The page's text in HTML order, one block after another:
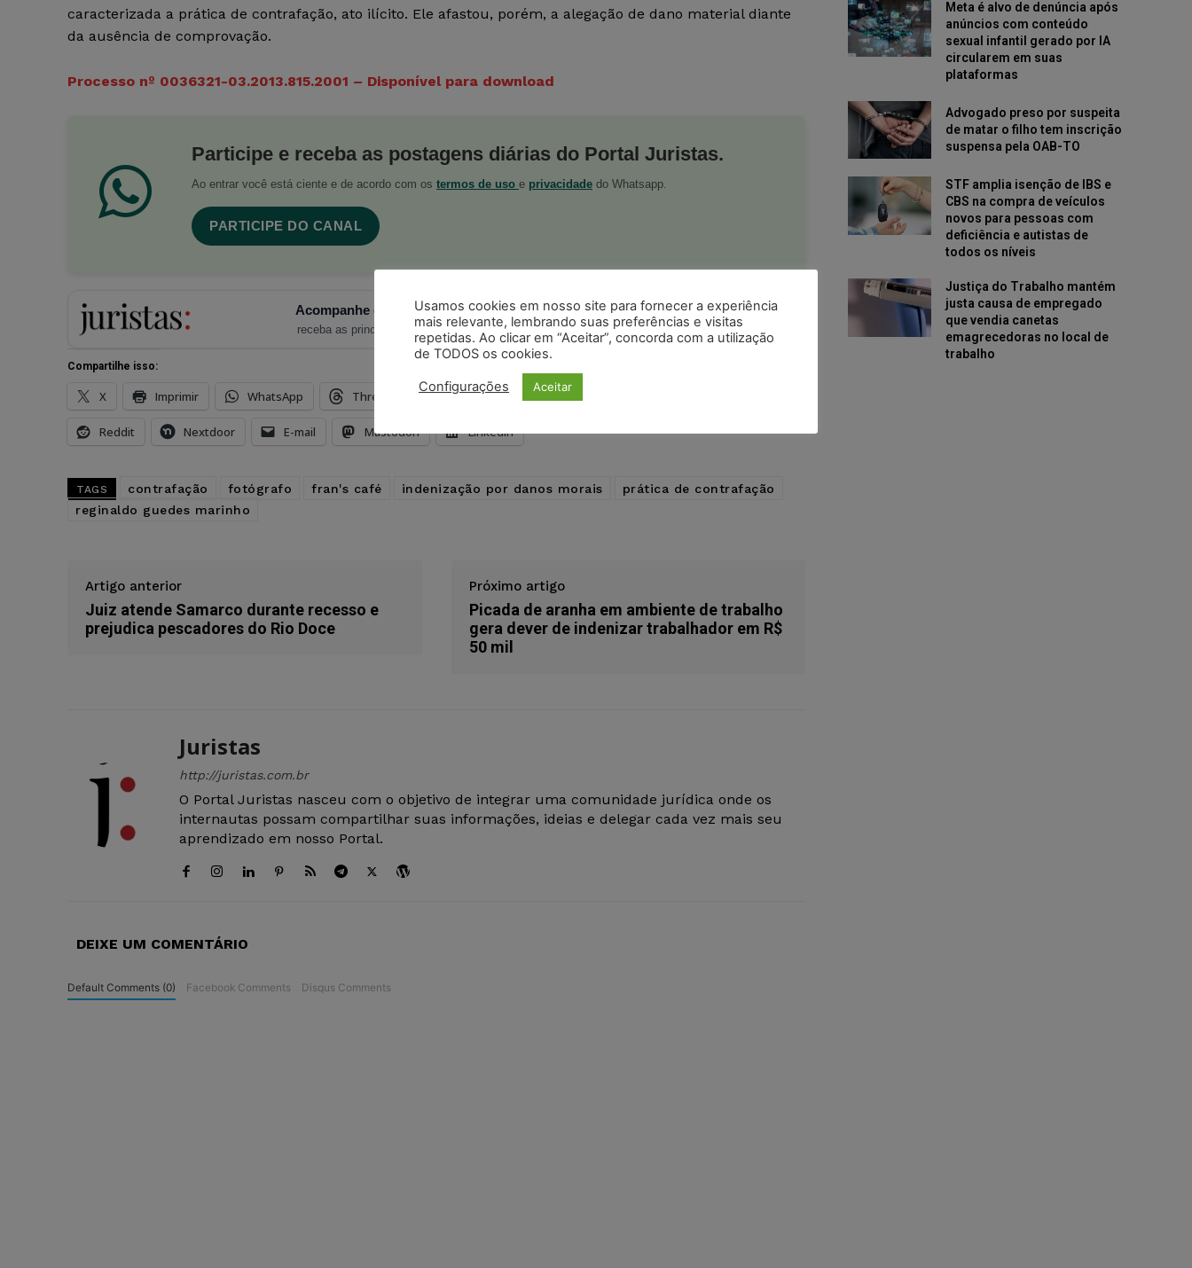
caracterizada a prática de contrafação, ato ilícito. Ele afastou, porém, a alegação de dano material diante
da ausência de comprovação.
Processo nº 0036321-03.2013.815.2001 – Disponível para download
Participe e receba as postagens diárias do Portal Juristas.
Ao entrar você está ciente e de acordo com os termos de uso e privacidade do Whatsapp.
PARTICIPE DO CANAL
Acompanhe o Juristas no Google News
receba as principais notícias jurídicas do Brasil
Seguir no Google
Compartilhe isso:
X Imprimir WhatsApp Threads Facebook Telegram
Reddit Nextdoor E-mail Mastodon LinkedIn
TAGS contrafação fotógrafo fran's café indenização por danos morais
prática de contrafação
reginaldo guedes marinho
Artigo anterior
Juiz atende Samarco durante recesso e
prejudica pescadores do Rio Doce
Próximo artigo
Picada de aranha em ambiente de trabalho
gera dever de indenizar trabalhador em R$
50 mil
Juristas
http://juristas.com.br
O Portal Juristas nasceu com o objetivo de integrar uma comunidade jurídica onde os
internautas possam compartilhar suas informações, ideias e delegar cada vez mais seu
aprendizado em nosso Portal.
DEIXE UM COMENTÁRIO
Default Comments (0) Facebook Comments Disqus Comments
Meta é alvo de denúncia após
anúncios com conteúdo
sexual infantil gerado por IA
circularem em suas
plataformas
Advogado preso por suspeita
de matar o filho tem inscrição
suspensa pela OAB-TO
STF amplia isenção de IBS e
CBS na compra de veículos
novos para pessoas com
deficiência e autistas de
todos os níveis
Justiça do Trabalho mantém
justa causa de empregado
que vendia canetas
emagrecedoras no local de
trabalho
Usamos cookies em nosso site para fornecer a experiência
mais relevante, lembrando suas preferências e visitas
repetidas. Ao clicar em “Aceitar”, concorda com a utilização
de TODOS os cookies.
Configurações Aceitar